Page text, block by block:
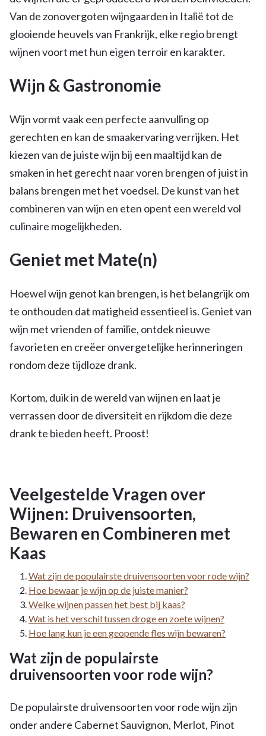
Van de zonovergoten wijngaarden in Italië tot de
glooiende heuvels van Frankrijk, elke regio brengt
wijnen voort met hun eigen terroir en karakter.
Wijn & Gastronomie
Wijn vormt vaak een perfecte aanvulling op
gerechten en kan de smaakervaring verrijken. Het
kiezen van de juiste wijn bij een maaltijd kan de
smaken in het gerecht naar voren brengen of juist in
balans brengen met het voedsel. De kunst van het
combineren van wijn en eten opent een wereld vol
culinaire mogelijkheden.
Geniet met Mate(n)
Hoewel wijn genot kan brengen, is het belangrijk om
te onthouden dat matigheid essentieel is. Geniet van
wijn met vrienden of familie, ontdek nieuwe
favorieten en creëer onvergetelijke herinneringen
rondom deze tijdloze drank.
Kortom, duik in de wereld van wijnen en laat je
verrassen door de diversiteit en rijkdom die deze
drank te bieden heeft. Proost!
Veelgestelde Vragen over
Wijnen: Druivensoorten,
Bewaren en Combineren met
Kaas
Wat zijn de populairste druivensoorten voor rode wijn?
Hoe bewaar je wijn op de juiste manier?
Welke wijnen passen het best bij kaas?
Wat is het verschil tussen droge en zoete wijnen?
Hoe lang kun je een geopende fles wijn bewaren?
Wat zijn de populairste
druivensoorten voor rode wijn?
De populairste druivensoorten voor rode wijn zijn
onder andere Cabernet Sauvignon, Merlot, Pinot